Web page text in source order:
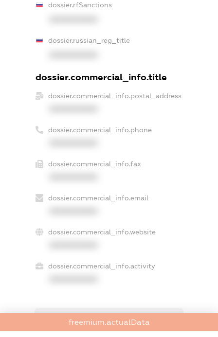
dossier.rfSanctions
dossier.russian_reg_title
dossier.commercial_info.title
dossier.commercial_info.postal_address
dossier.commercial_info.phone
dossier.commercial_info.fax
dossier.commercial_info.email
dossier.commercial_info.website
dossier.commercial_info.activity
freemium.exampleText_1
freemium.exampleText_2
freemium.actualData